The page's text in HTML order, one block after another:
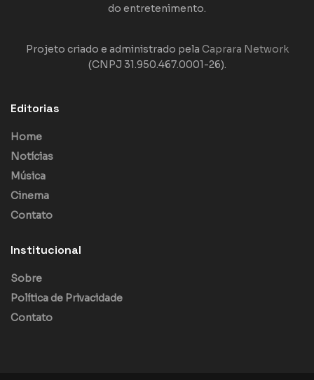
do entretenimento.
Projeto criado e administrado pela Caprara Network
(CNPJ 31.950.467.0001-26).
Editorias
Home
Notícias
Música
Cinema
Contato
Institucional
Sobre
Política de Privacidade
Contato